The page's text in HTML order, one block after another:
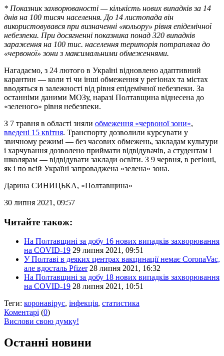
* Показник захворюваності — кількість нових випадків за 14
днів на 100 тисяч населення. До 14 листопада він
використовувався при визначенні «кольору» рівня епідемічної
небезпеки. При досягненні показника понад 320 випадків
зараження на 100 тис. населення територія потрапляла до
«червоної» зони з максимальними обмеженнями.
Нагадаємо, з 24 лютого в Україні відновлено адаптивний
карантин — коли ті чи інші обмеження у регіонах та містах
вводяться в залежності від рівня епідемічної небезпеки. За
останніми даними МОЗу, наразі Полтавщина віднесена до
«зеленого» рівня небезпеки.
З 7 травня в області зняли обмеження «червоної зони»,
введені 15 квітня. Транспорту дозволили курсувати у
звичному режимі — без часових обмежень, закладам культури
і харчування дозволено приймати відвідувачів, а студентам і
школярам — відвідувати заклади освіти. З 9 червня, в регіоні,
як і по всій Україні запроваджена «зелена» зона.
Дарина СИНИЦЬКА, «Полтавщина»
30 липня 2021, 09:57
Читайте також:
На Полтавщині за добу 16 нових випадків захворювання
на COVID-19 29 липня 2021, 09:51
У Полтаві в деяких центрах вакцинації немає CoronaVac,
але вдосталь Pfizer 28 липня 2021, 16:32
На Полтавщині за добу 18 нових випадків захворювання
на COVID-19 28 липня 2021, 10:51
Теги: коронавірус, інфекція, статистика
Коментарі (0)
Вислови свою думку!
Останні новини